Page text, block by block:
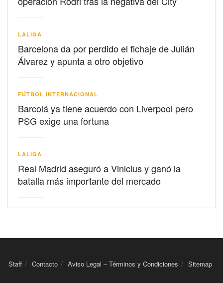
LALIGA
Barcelona da por perdido el fichaje de Julián
Álvarez y apunta a otro objetivo
FÚTBOL INTERNACIONAL
Barcolá ya tiene acuerdo con Liverpool pero
PSG exige una fortuna
LALIGA
Real Madrid aseguró a Vinicius y ganó la
batalla más importante del mercado
Staff Contacto Aviso Legal – Términos y Condiciones Sitemap